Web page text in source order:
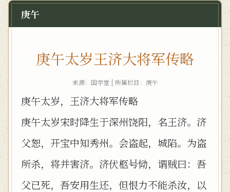
庚午
庚午太岁王济大将军传略
来源：国学堂 | 所属栏目： 庚午
庚午太岁，王济大将军传略
庚午太岁宋时降生于深州饶阳，名王济。济
父恕，开宝中知秀州。会盗起，城陷。为盗
所杀，将并害济。济伏柩号恸，谓贼曰：吾
父已死，吾安用生还，但恨力不能杀汝，以